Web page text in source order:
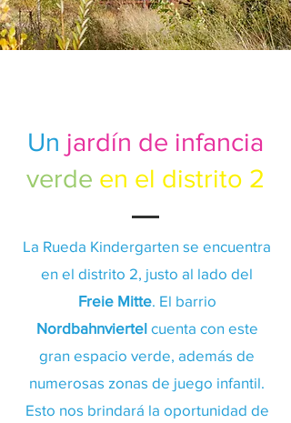
Un jardín de infancia
verde en el distrito 2
La Rueda Kindergarten se encuentra
en el distrito 2, justo al lado del
Freie Mitte. El barrio
Nordbahnviertel cuenta con este
gran espacio verde, además de
numerosas zonas de juego infantil.
Esto nos brindará la oportunidad de